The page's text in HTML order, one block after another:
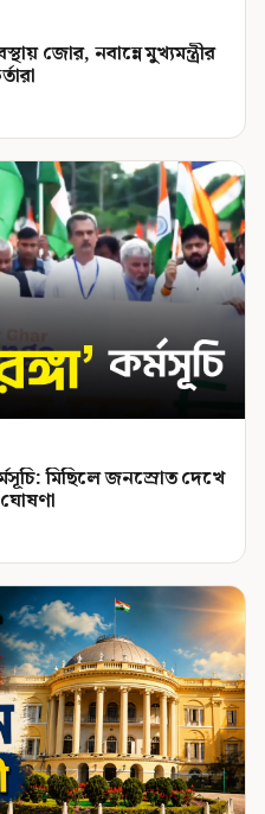
জোর, নবান্নে মুখ্যমন্ত্রীর
মিছিলে জনস্রোত দেখে